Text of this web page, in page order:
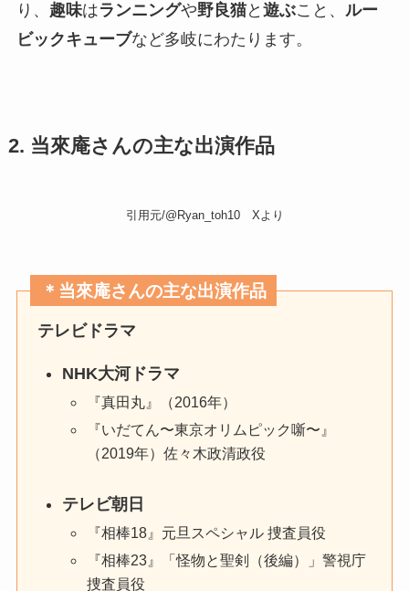
り、 趣味はランニングや野良猫と 遊ぶこと、 ルー
ビックキューブなど多岐にわたります。
2. 当來庵さんの主な出演作品
引用元/@Ryan_toh10 Xより
＊当來庵さんの主な出演作品
テレビドラマ
NHK大河ドラマ
『真田丸』（2016年）
『いだてん〜東京オリムピック噺〜』
（2019年）佐々木政清政役
テレビ朝日
『相棒18』元旦スペシャル 捜査員役
『相棒23』「怪物と聖剣（後編）」警視庁
捜査員役